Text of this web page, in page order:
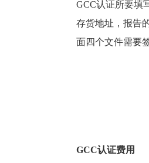
GCC认证所要填
存货地址，报告
面四个文件需要
GCC认证费用